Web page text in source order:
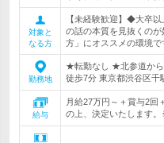
対象と
なる方
【未経験歓迎】◆大卒
の話の本質を見抜くの
方」にオススメの環境で
勤務地
★転勤なし ★北参道から
徒歩7分 東京都渋谷区千
給与
月給27万円～＋賞与2
の上、決定いたします